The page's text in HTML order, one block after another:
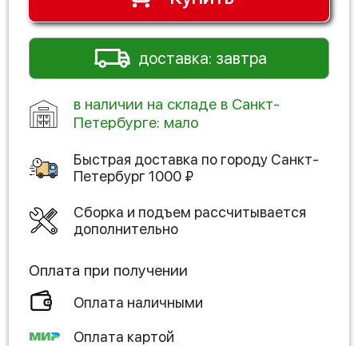
доставка: завтра
в наличии на складе в Санкт-
Петербурге: мало
Быстрая доставка по городу Санкт-
Петербург1000 ₽
Сборка и подъем рассчитывается
дополнительно
Оплата при получении
Оплата наличными
Оплата картой